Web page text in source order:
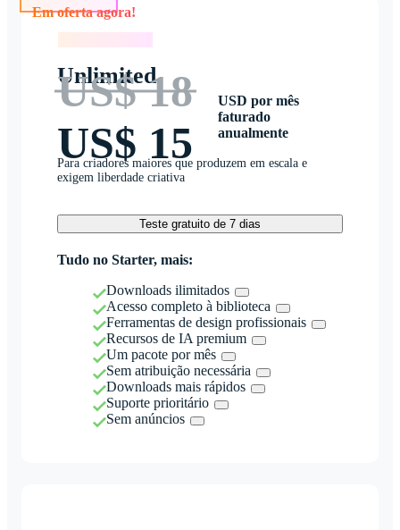
Unlimited
US$ 18
US$ 15
USD por mês
faturado
anualmente
Para criadores maiores que produzem em escala e
exigem liberdade criativa
Teste gratuito de 7 dias
Tudo no Starter, mais:
Downloads ilimitados
Acesso completo à biblioteca
Ferramentas de design profissionais
Recursos de IA premium
Um pacote por mês
Sem atribuição necessária
Downloads mais rápidos
Suporte prioritário
Sem anúncios